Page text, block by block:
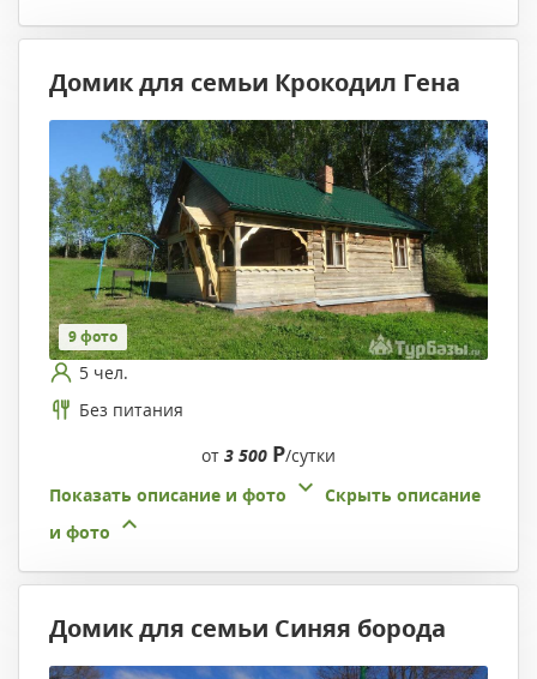
Домик для семьи Крокодил Гена
9 фото
5 чел.
Без питания
от 3 500 Р/сутки
Показать описание и фото
Скрыть описание
и фото
Домик для семьи Синяя борода